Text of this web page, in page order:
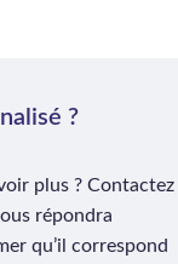
?
plus ? Contactez
répondra
qu’il correspond